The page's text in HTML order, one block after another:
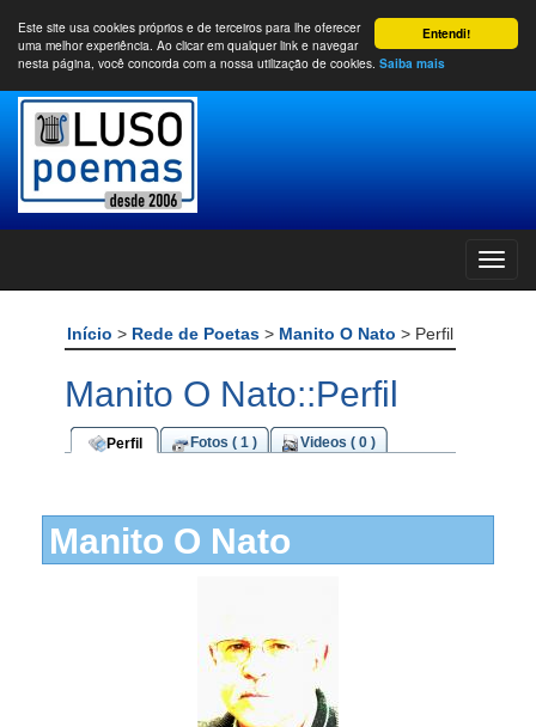
Entendi!
Este site usa cookies próprios e de terceiros para lhe oferecer
uma melhor experiência. Ao clicar em qualquer link e navegar
nesta página, você concorda com a nossa utilização de cookies. Saiba mais
Início > Rede de Poetas > Manito O Nato > Perfil
Manito O Nato::Perfil
Perfil Fotos ( 1 ) Videos ( 0 )
Manito O Nato